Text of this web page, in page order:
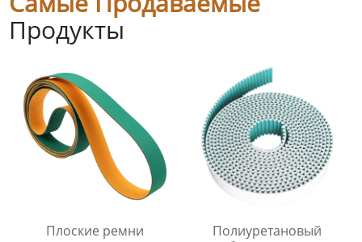
Продукты
Плоские ремни
Полиуретановый